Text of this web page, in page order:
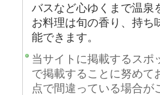
バスなど心ゆくまで温泉
お料理は旬の香り、持ち
能できます。
当サイトに掲載するスポ
で掲載することに努めて
点で間違っている場合